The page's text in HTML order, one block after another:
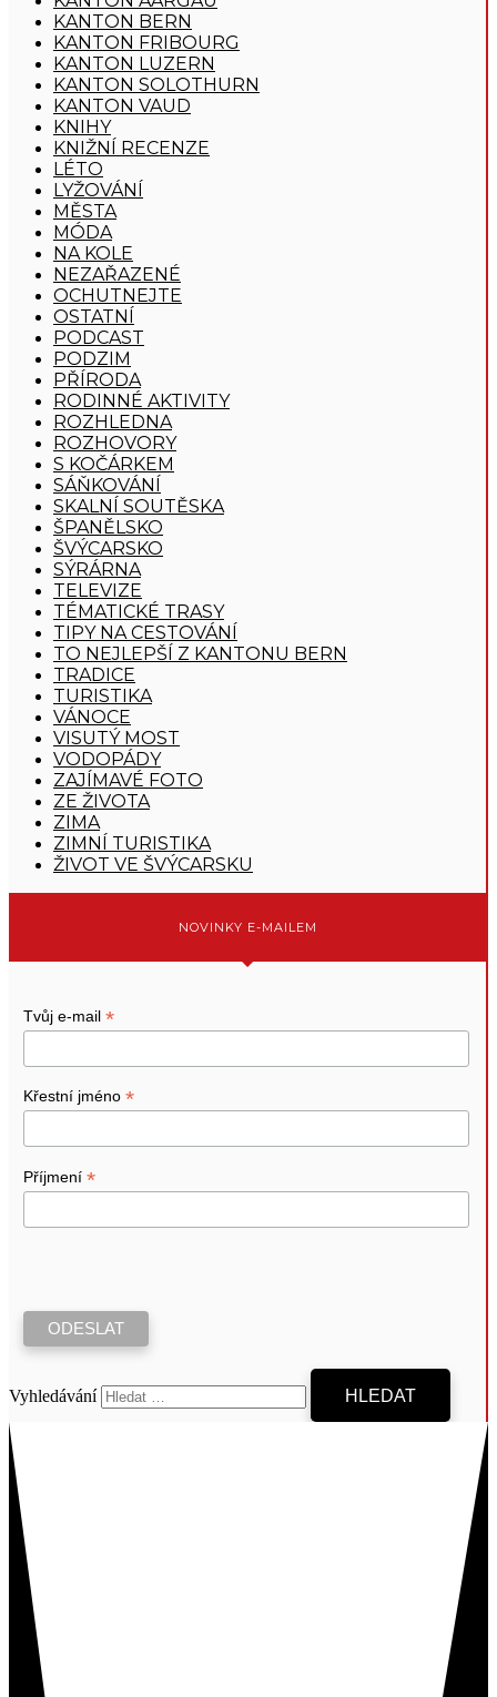
KANTON BERN
KANTON FRIBOURG
KANTON LUZERN
KANTON SOLOTHURN
KANTON VAUD
KNIHY
KNIŽNÍ RECENZE
LÉTO
LYŽOVÁNÍ
MĚSTA
MÓDA
NA KOLE
NEZAŘAZENÉ
OCHUTNEJTE
OSTATNÍ
PODCAST
PODZIM
PŘÍRODA
RODINNÉ AKTIVITY
ROZHLEDNA
ROZHOVORY
S KOČÁRKEM
SÁŇKOVÁNÍ
SKALNÍ SOUTĚSKA
ŠPANĚLSKO
ŠVÝCARSKO
SÝRÁRNA
TELEVIZE
TÉMATICKÉ TRASY
TIPY NA CESTOVÁNÍ
TO NEJLEPŠÍ Z KANTONU BERN
TRADICE
TURISTIKA
VÁNOCE
VISUTÝ MOST
VODOPÁDY
ZAJÍMAVÉ FOTO
ZE ŽIVOTA
ZIMA
ZIMNÍ TURISTIKA
ŽIVOT VE ŠVÝCARSKU
NOVINKY E-MAILEM
Tvůj e-mail *
Křestní jméno *
Příjmení *
Vyhledávání